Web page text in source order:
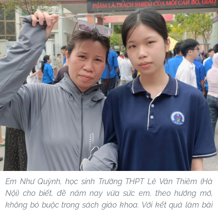
Em Như Quỳnh, học sinh Trường THPT Lê Văn Thiêm (Hà
Nội) cho biết, đề năm nay vừa sức em, theo hướng mở,
không bó buộc trong sách giáo khoa. Với kết quả làm bài